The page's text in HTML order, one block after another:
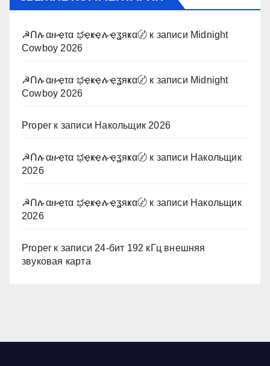
☭Ոሉαዙҿτα ಭҿҝҿሉҿʓяҝα〄 к записи Midnight
Cowboy 2026
☭Ոሉαዙҿτα ಭҿҝҿሉҿʓяҝα〄 к записи Midnight
Cowboy 2026
Proper к записи Накольщик 2026
☭Ոሉαዙҿτα ಭҿҝҿሉҿʓяҝα〄 к записи Накольщик
2026
☭Ոሉαዙҿτα ಭҿҝҿሉҿʓяҝα〄 к записи Накольщик
2026
Proper к записи 24-бит 192 кГц внешняя
звуковая карта